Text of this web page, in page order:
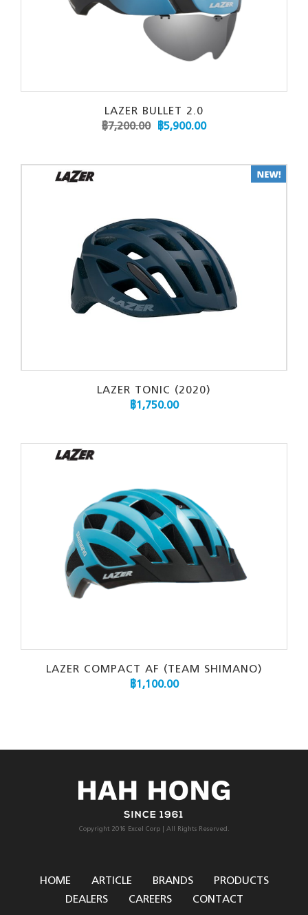
LAZER BULLET 2.0
฿7,200.00 ฿5,900.00
LAZER TONIC (2020)
฿1,750.00
LAZER COMPACT AF (TEAM SHIMANO)
฿1,100.00
Copyright 2016 Excel Corp | All Rights Reserved.
HOME ARTICLE BRANDS
PRODUCTS
DEALERS
CAREERS CONTACT